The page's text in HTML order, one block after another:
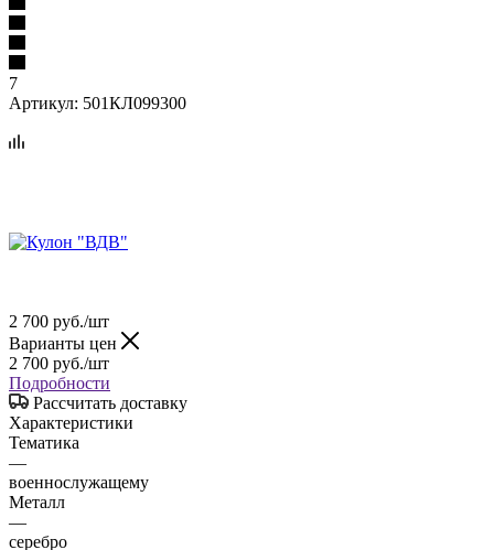
7
Артикул: 501КЛ099300
2 700 руб./шт
Варианты цен
2 700 руб./шт
Подробности
Рассчитать доставку
Характеристики
Тематика
—
военнослужащему
Металл
—
серебро